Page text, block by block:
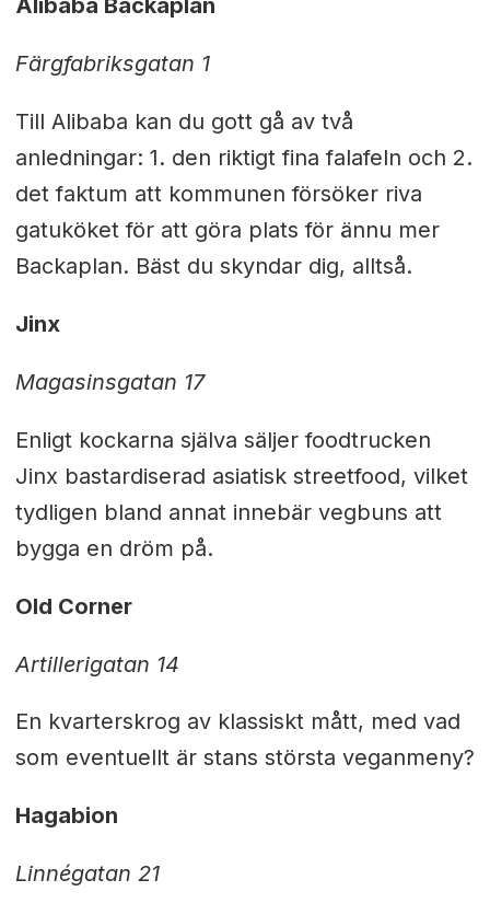
Alibaba Backaplan
Färgfabriksgatan 1
Till Alibaba kan du gott gå av två
anledningar: 1. den riktigt fina falafeln och 2.
det faktum att kommunen försöker riva
gatuköket för att göra plats för ännu mer
Backaplan. Bäst du skyndar dig, alltså.
Jinx
Magasinsgatan 17
Enligt kockarna själva säljer foodtrucken
Jinx bastardiserad asiatisk streetfood, vilket
tydligen bland annat innebär vegbuns att
bygga en dröm på.
Old Corner
Artillerigatan 14
En kvarterskrog av klassiskt mått, med vad
som eventuellt är stans största veganmeny?
Hagabion
Linnégatan 21